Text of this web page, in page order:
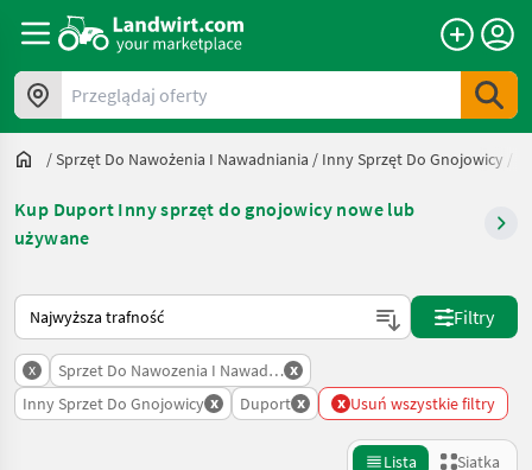
Przeglądaj oferty
/Sprzęt Do Nawożenia I Nawadniania / Inny Sprzęt Do Gnojowicy /
Kup Duport Inny sprzęt do gnojowicy nowe lub
używane
Tak sortuje się na Landwirt.com
Filtry
x Sprzet Do Nawozenia I Nawadniania
x
Inny Sprzet Do Gnojowicy x Duport x x Usuń wszystkie filtry
Lista Siatka